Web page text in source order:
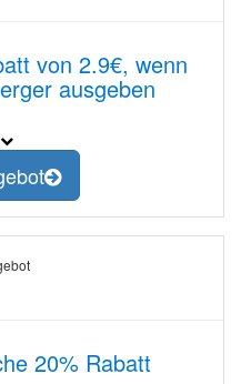
von 2.9€, wenn
ausgeben
20% Rabatt